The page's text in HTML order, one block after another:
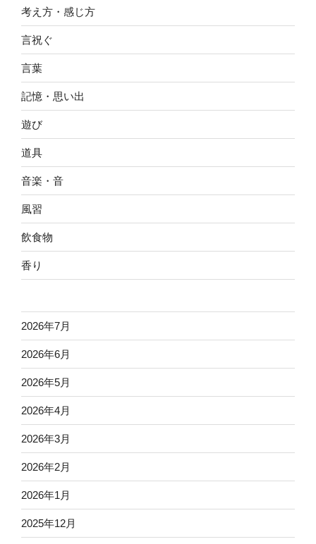
考え方・感じ方
言祝ぐ
言葉
記憶・思い出
遊び
道具
音楽・音
風習
飲食物
香り
2026年7月
2026年6月
2026年5月
2026年4月
2026年3月
2026年2月
2026年1月
2025年12月